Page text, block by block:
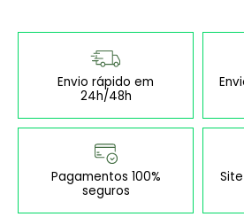
Envio rápido em
24h/48h
Pagamentos 100%
seguros